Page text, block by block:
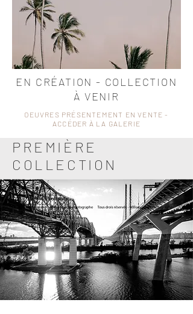
EN CRÉATION - COLLECTION
À VENIR
OEUVRES PRÉSENTEMENT EN VENTE -
ACCÉDER À LA GALERIE
PREMIÈRE
COLLECTION